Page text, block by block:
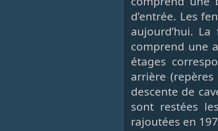
d’entrée. Les
aujourd’hui.
comprend une
étages
arrière
descente de
sont restées
rajoutées en